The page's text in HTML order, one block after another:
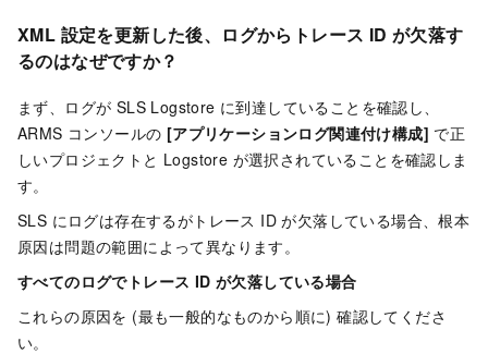
XML 設定を更新した後、ログからトレース ID が欠落す
るのはなぜですか？
まず、ログが SLS Logstore に到達していることを確認し、
ARMS コンソールの [アプリケーションログ関連付け構成] で正
しいプロジェクトと Logstore が選択されていることを確認しま
す。
SLS にログは存在するがトレース ID が欠落している場合、根本
原因は問題の範囲によって異なります。
すべてのログでトレース ID が欠落している場合
これらの原因を (最も一般的なものから順に) 確認してくださ
い。